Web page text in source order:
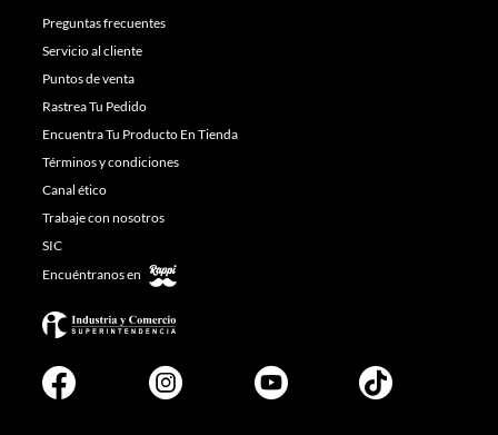
Preguntas frecuentes
Servicio al cliente
Puntos de venta
Rastrea Tu Pedido
Encuentra Tu Producto En Tienda
Términos y condiciones
Canal ético
Trabaje con nosotros
SIC
Encuéntranos en